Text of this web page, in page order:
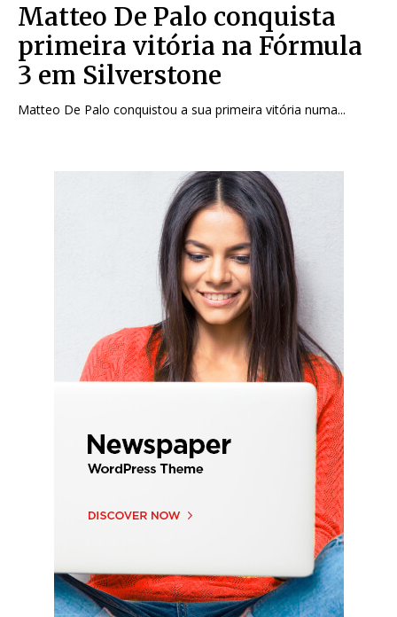
Matteo De Palo conquista
primeira vitória na Fórmula
3 em Silverstone
Matteo De Palo conquistou a sua primeira vitória numa...